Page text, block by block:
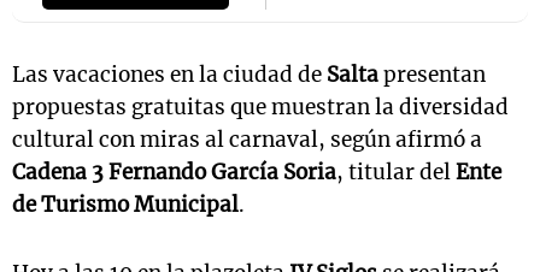
Las vacaciones en la ciudad de Saltapresentan
propuestas gratuitas que muestran la diversidad
cultural con miras al carnaval, según afirmó a
Cadena 3Fernando García Soria, titular delEnte
de Turismo Municipal.